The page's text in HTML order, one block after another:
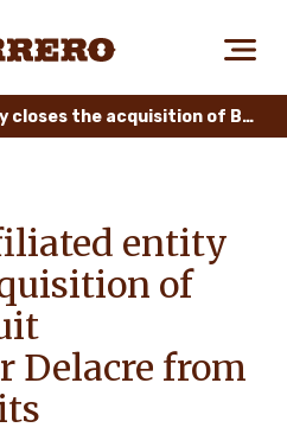
A Ferrero-affiliated entity closes the acquisition of Belgian biscuit manufacturer Delacre from United Biscuits
entity
of
Delacre from